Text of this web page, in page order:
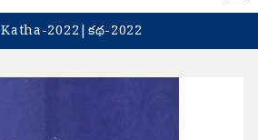
Katha-2022|కథ-2022